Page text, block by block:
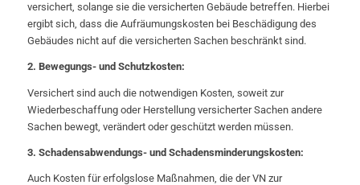
versichert, solange sie die versicherten Gebäude betreffen. Hierbei
ergibt sich, dass die Aufräumungskosten bei Beschädigung des
Gebäudes nicht auf die versicherten Sachen beschränkt sind.
2. Bewegungs- und Schutzkosten:
Versichert sind auch die notwendigen Kosten, soweit zur
Wiederbeschaffung oder Herstellung versicherter Sachen andere
Sachen bewegt, verändert oder geschützt werden müssen.
3. Schadensabwendungs- und Schadensminderungskosten:
Auch Kosten für erfolgslose Maßnahmen, die der VN zur